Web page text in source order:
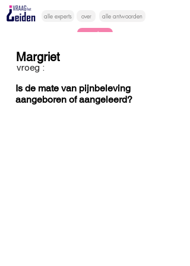
alle experts over alle antwoorden
vragen lessen
Margriet
vroeg :
Is de mate van pijnbeleving
aangeboren of aangeleerd?